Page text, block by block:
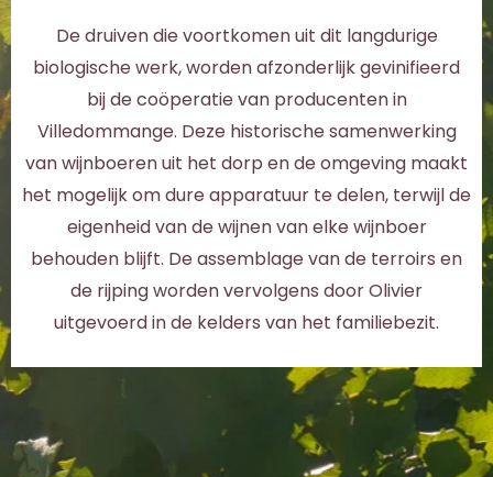
De druiven die voortkomen uit dit langdurige
biologische werk, worden afzonderlijk gevinifieerd
bij de coöperatie van producenten in
Villedommange. Deze historische samenwerking
van wijnboeren uit het dorp en de omgeving maakt
het mogelijk om dure apparatuur te delen, terwijl de
eigenheid van de wijnen van elke wijnboer
behouden blijft. De assemblage van de terroirs en
de rijping worden vervolgens door Olivier
uitgevoerd in de kelders van het familiebezit.